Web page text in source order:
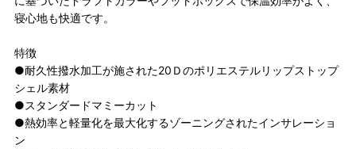
寝心地も快適です。
特徴
●耐久性撥水加工が施された20Ｄのポリエステルリップストップ
シェル素材
●スタンダードマミーカット
●熱効率と軽量化を最大化するゾーニングされたインサレーショ
ン